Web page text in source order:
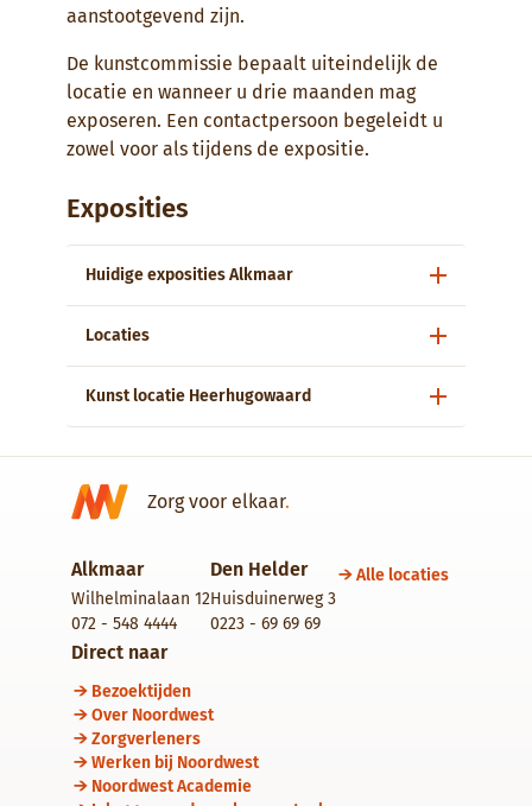
aanstootgevend zijn.
De kunstcommissie bepaalt uiteindelijk de
locatie en wanneer u drie maanden mag
exposeren. Een contactpersoon begeleidt u
zowel voor als tijdens de expositie.
Exposities
Huidige exposities Alkmaar
Locaties
Kunst locatie Heerhugowaard
Zorg voor elkaar.
Alkmaar
Wilhelminalaan 12
072 - 548 4444
Den Helder
Huisduinerweg 3
0223 - 69 69 69
Alle locaties
Direct naar
Bezoektijden
Over Noordwest
Zorgverleners
Werken bij Noordwest
Noordwest Academie